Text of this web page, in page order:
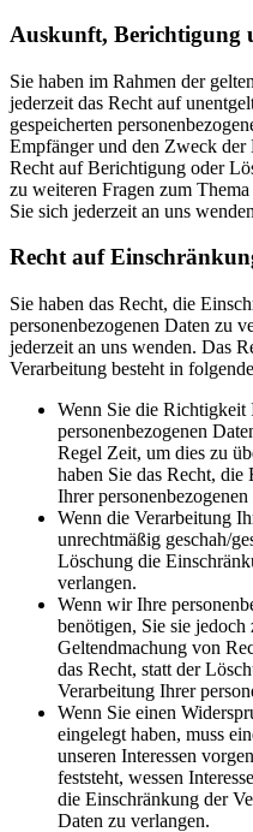
Auskunft, Berichtigung
Sie haben im Rahmen der
jederzeit das Recht auf
gespeicherten
Empfänger und den Zweck
Recht auf Berichtigung oder
zu weiteren Fragen zum
Sie sich jederzeit an uns
Recht auf
Sie haben das Recht, die
personenbezogenen Daten zu
jederzeit an uns wenden. Das
Verarbeitung besteht in
Wenn Sie die Richtigkeit
personenbezogenen
Regel Zeit, um dies zu
haben Sie das Recht,
Ihrer
Wenn die Verarbeitung
unrechtmäßig geschah/
Löschung die
verlangen.
Wenn wir Ihre
benötigen, Sie sie
Geltendmachung von
das Recht, statt der
Verarbeitung Ihrer
Wenn Sie einen
eingelegt haben, muss
unseren Interessen
feststeht, wessen
die Einschränkung der
Daten zu verlangen.